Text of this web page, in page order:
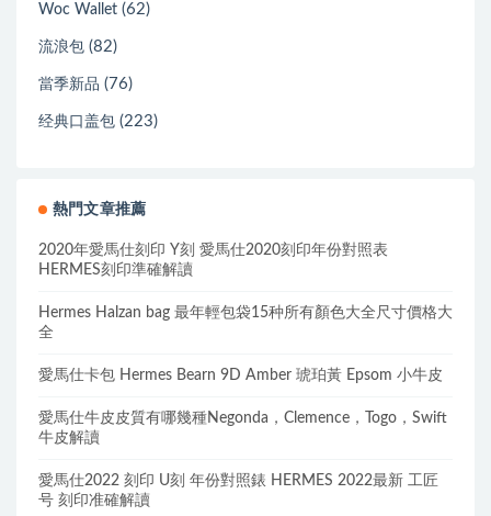
Woc Wallet (62)
流浪包 (82)
當季新品 (76)
经典口盖包 (223)
熱門文章推薦
2020年愛馬仕刻印 Y刻 愛馬仕2020刻印年份對照表
HERMES刻印準確解讀
Hermes Halzan bag 最年輕包袋15种所有顏色大全尺寸價格大
全
愛馬仕卡包 Hermes Bearn 9D Amber 琥珀黃 Epsom 小牛皮
愛馬仕牛皮皮質有哪幾種Negonda，Clemence，Togo，Swift
牛皮解讀
愛馬仕2022 刻印 U刻 年份對照錶 HERMES 2022最新 工匠
号 刻印准確解讀